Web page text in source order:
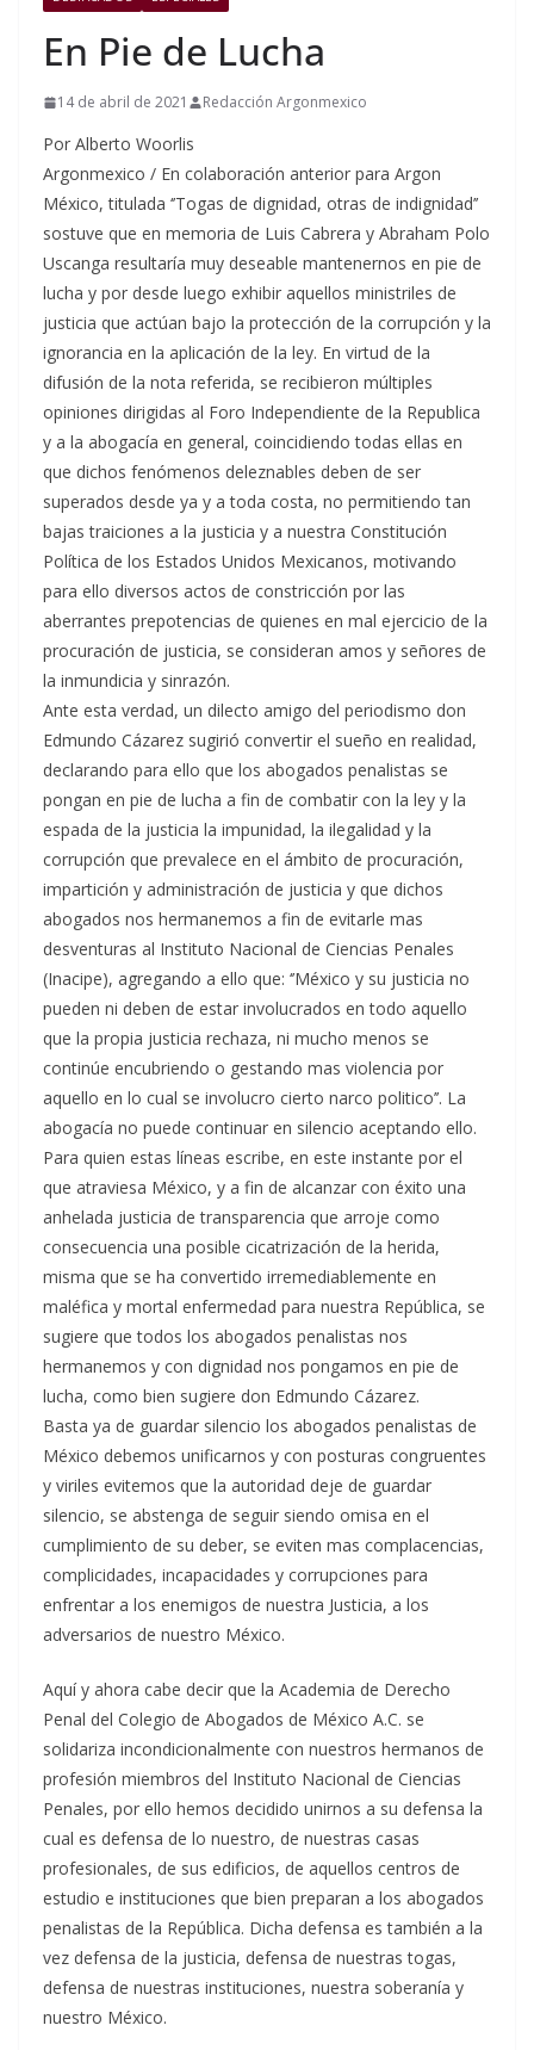
En Pie de Lucha
14 de abril de 2021 Redacción Argonmexico
Por Alberto Woorlis
Argonmexico / En colaboración anterior para Argon
México, titulada ‘’Togas de dignidad, otras de indignidad’’
sostuve que en memoria de Luis Cabrera y Abraham Polo
Uscanga resultaría muy deseable mantenernos en pie de
lucha y por desde luego exhibir aquellos ministriles de
justicia que actúan bajo la protección de la corrupción y la
ignorancia en la aplicación de la ley. En virtud de la
difusión de la nota referida, se recibieron múltiples
opiniones dirigidas al Foro Independiente de la Republica
y a la abogacía en general, coincidiendo todas ellas en
que dichos fenómenos deleznables deben de ser
superados desde ya y a toda costa, no permitiendo tan
bajas traiciones a la justicia y a nuestra Constitución
Política de los Estados Unidos Mexicanos, motivando
para ello diversos actos de constricción por las
aberrantes prepotencias de quienes en mal ejercicio de la
procuración de justicia, se consideran amos y señores de
la inmundicia y sinrazón.
Ante esta verdad, un dilecto amigo del periodismo don
Edmundo Cázarez sugirió convertir el sueño en realidad,
declarando para ello que los abogados penalistas se
pongan en pie de lucha a fin de combatir con la ley y la
espada de la justicia la impunidad, la ilegalidad y la
corrupción que prevalece en el ámbito de procuración,
impartición y administración de justicia y que dichos
abogados nos hermanemos a fin de evitarle mas
desventuras al Instituto Nacional de Ciencias Penales
(Inacipe), agregando a ello que: ‘’México y su justicia no
pueden ni deben de estar involucrados en todo aquello
que la propia justicia rechaza, ni mucho menos se
continúe encubriendo o gestando mas violencia por
aquello en lo cual se involucro cierto narco politico’’. La
abogacía no puede continuar en silencio aceptando ello.
Para quien estas líneas escribe, en este instante por el
que atraviesa México, y a fin de alcanzar con éxito una
anhelada justicia de transparencia que arroje como
consecuencia una posible cicatrización de la herida,
misma que se ha convertido irremediablemente en
maléfica y mortal enfermedad para nuestra República, se
sugiere que todos los abogados penalistas nos
hermanemos y con dignidad nos pongamos en pie de
lucha, como bien sugiere don Edmundo Cázarez.
Basta ya de guardar silencio los abogados penalistas de
México debemos unificarnos y con posturas congruentes
y viriles evitemos que la autoridad deje de guardar
silencio, se abstenga de seguir siendo omisa en el
cumplimiento de su deber, se eviten mas complacencias,
complicidades, incapacidades y corrupciones para
enfrentar a los enemigos de nuestra Justicia, a los
adversarios de nuestro México.
Aquí y ahora cabe decir que la Academia de Derecho
Penal del Colegio de Abogados de México A.C. se
solidariza incondicionalmente con nuestros hermanos de
profesión miembros del Instituto Nacional de Ciencias
Penales, por ello hemos decidido unirnos a su defensa la
cual es defensa de lo nuestro, de nuestras casas
profesionales, de sus edificios, de aquellos centros de
estudio e instituciones que bien preparan a los abogados
penalistas de la República. Dicha defensa es también a la
vez defensa de la justicia, defensa de nuestras togas,
defensa de nuestras instituciones, nuestra soberanía y
nuestro México.